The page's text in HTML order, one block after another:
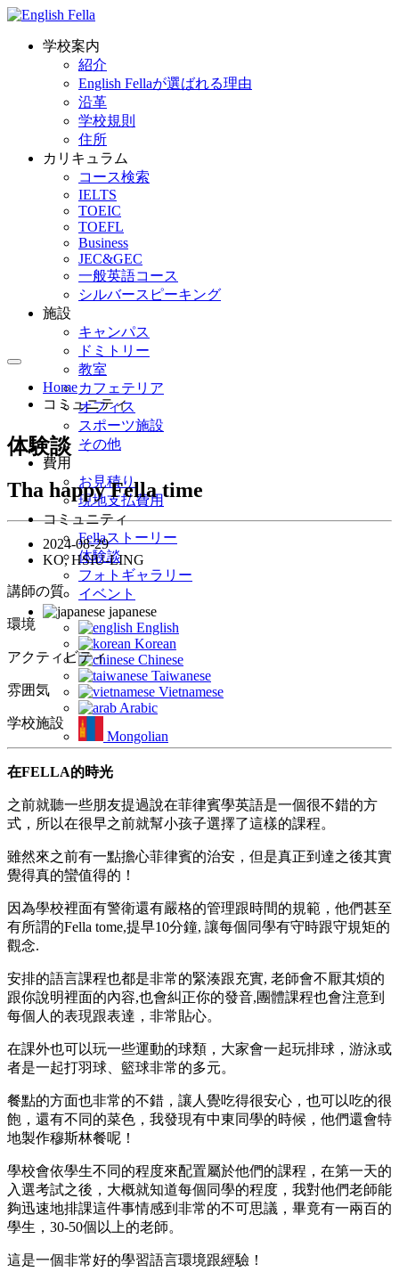
学校案内
紹介
English Fellaが選ばれる理由
沿革
学校規則
住所
カリキュラム
コース検索
IELTS
TOEIC
TOEFL
Business
JEC&GEC
一般英語コース
シルバースピーキング
施設
キャンパス
ドミトリー
教室
カフェテリア
オフィス
スポーツ施設
その他
費用
お見積り
現地支払費用
コミュニティ
Fellaストーリー
体験談
フォトギャラリー
イベント
japanese
English
Korean
Chinese
Taiwanese
Vietnamese
Arabic
Mongolian
Home
コミュニティ
体験談
Tha happy Fella time
2024-08-29
KO, HSIU-LING
講師の質
環境
アクティビティ
雰囲気
学校施設
在FELLA的時光
之前就聽一些朋友提過說在菲律賓學英語是一個很不錯的方
式，所以在很早之前就幫小孩子選擇了這樣的課程。
雖然來之前有一點擔心菲律賓的治安，但是真正到達之後其實
覺得真的蠻值得的！
因為學校裡面有警衛還有嚴格的管理跟時間的規範，他們甚至
有所謂的Fella tome,提早10分鐘, 讓每個同學有守時跟守規矩的
觀念.
安排的語言課程也都是非常的緊湊跟充實, 老師會不厭其煩的
跟你說明裡面的內容,也會糾正你的發音,團體課程也會注意到
每個人的表現跟表達，非常貼心。
在課外也可以玩一些運動的球類，大家會一起玩排球，游泳或
者是一起打羽球、籃球非常的多元。
餐點的方面也非常的不錯，讓人覺吃得很安心，也可以吃的很
飽，還有不同的菜色，我發現有中東同學的時候，他們還會特
地製作穆斯林餐呢！
學校會依學生不同的程度來配置屬於他們的課程，在第一天的
入選考試之後，大概就知道每個同學的程度，我對他們老師能
夠迅速地排課這件事情感到非常的不可思議，畢竟有一兩百的
學生，30-50個以上的老師。
這是一個非常好的學習語言環境跟經驗！